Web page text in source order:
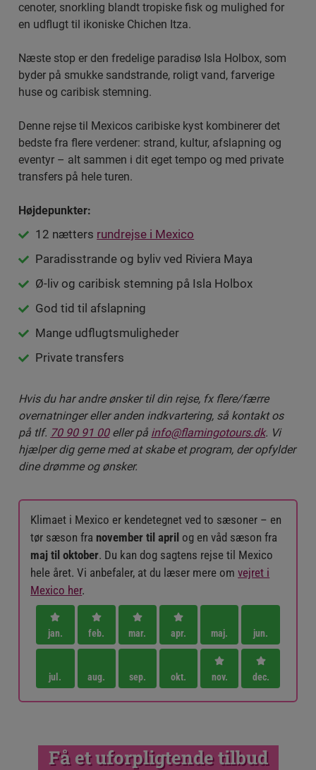
cenoter, snorkling blandt tropiske fisk og mulighed for
en udflugt til ikoniske Chichen Itza.
Næste stop er den fredelige paradisø Isla Holbox, som
byder på smukke sandstrande, roligt vand, farverige
huse og caribisk stemning.
Denne rejse til Mexicos caribiske kyst kombinerer det
bedste fra flere verdener: strand, kultur, afslapning og
eventyr – alt sammen i dit eget tempo og med private
transfers på hele turen.
Højdepunkter:
12 nætters rundrejse i Mexico
Paradisstrande og byliv ved Riviera Maya
Ø-liv og caribisk stemning på Isla Holbox
God tid til afslapning
Mange udflugtsmuligheder
Private transfers
Hvis du har andre ønsker til din rejse, fx flere/færre
overnatninger eller anden indkvartering, så kontakt os
på tlf. 70 90 91 00eller på info@flamingotours.dk. Vi
hjælper dig gerne med at skabe et program, der opfylder
dine drømme og ønsker.
Klimaet i Mexico er kendetegnet ved to sæsoner – en
tør sæson fra november til april og en våd sæson fra
maj til oktober. Du kan dog sagtens rejse til Mexico
hele året. Vi anbefaler, at du læser mere omvejret i
Mexico her.
jan. feb. mar. apr. maj. jun.
jul. aug. sep. okt. nov. dec.
Få et uforpligtende tilbud